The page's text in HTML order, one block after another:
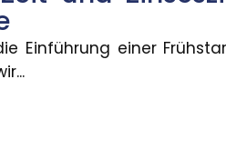
Einführung einer
Home
welche Daten aus ihrem